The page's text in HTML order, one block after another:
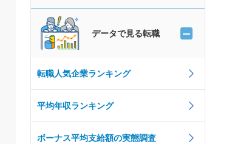
データで見る転職
転職人気企業ランキング
平均年収ランキング
ボーナス平均支給額の実態調査